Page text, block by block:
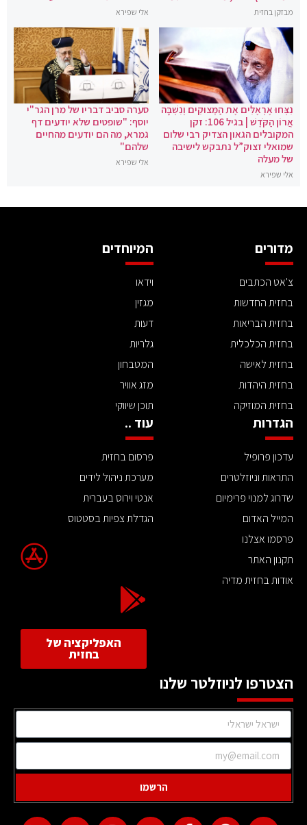
מבזקן בחזית אלי שפירא
נִצְּחוּ אֶרְאֶלִּים אֶת הַמְּצוּקִים וְנִשְׁבָּה
אֲרוֹן הַקֹּדֶשׁ | בגיל 106: זקן
המקובלים הגאון הצדיק רבי שלום
שמואלי זצוק”ל נתבקש לישיבה
של מעלה
אלי שפירא
סערה סביב דבריו של מרן הגר"י
יוסף: "שופטים שלא יודעים דף
גמרא, מה הם יודעים מהחיים
שלהם"
אלי שפירא
מדורים
צ'אט הכתבים
בחזית החדשות
בחזית הבריאות
בחזית הכלכלית
בחזית לאישה
בחזית היהדות
בחזית המוזיקה
המיוחדים
וידאו
מגזין
דעות
גלריות
המטבחון
מזג אוויר
תוכן שיווקי
הגדרות
עדכון פרופיל
התראות וניוזלטרים
שדרוג למנוי פרימיום
המייל האדום
פרסמו אצלנו
תקנון האתר
אודות בחזית מדיה
עוד ..
פרסום בחזית
מערכת ניהול לידים
אנטי וירוס בעברית
הגדלת צפיות בסטטוס
האפליקציה של
בחזית
הצטרפו לניוזלטר שלנו
הרשמו